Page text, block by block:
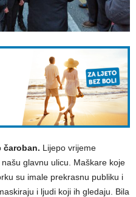
čaroban. Lijepo vrijeme
glavnu ulicu. Maškare koje
su imale prekrasnu publiku i
i ljudi koji ih gledaju. Bila